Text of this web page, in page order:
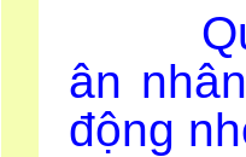
Qua
ân
động